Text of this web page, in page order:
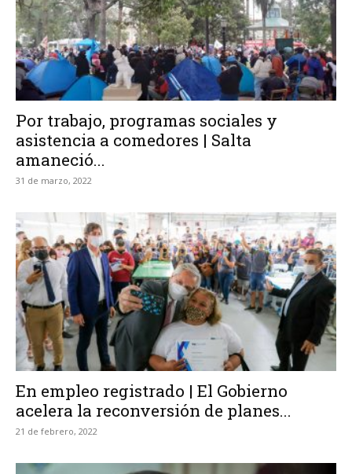
Por trabajo, programas sociales y
asistencia a comedores | Salta
amaneció...
31 de marzo, 2022
En empleo registrado | El Gobierno
acelera la reconversión de planes...
21 de febrero, 2022